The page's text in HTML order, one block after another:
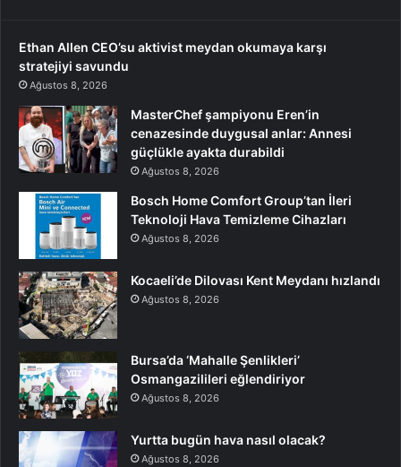
Ethan Allen CEO’su aktivist meydan okumaya karşı
stratejiyi savundu
Ağustos 8, 2026
MasterChef şampiyonu Eren’in
cenazesinde duygusal anlar: Annesi
güçlükle ayakta durabildi
Ağustos 8, 2026
Bosch Home Comfort Group’tan İleri
Teknoloji Hava Temizleme Cihazları
Ağustos 8, 2026
Kocaeli’de Dilovası Kent Meydanı hızlandı
Ağustos 8, 2026
Bursa’da ‘Mahalle Şenlikleri’
Osmangazilileri eğlendiriyor
Ağustos 8, 2026
Yurtta bugün hava nasıl olacak?
Ağustos 8, 2026